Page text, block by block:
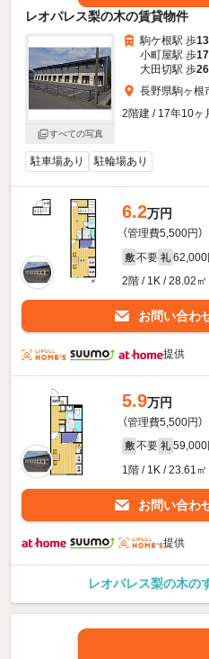
レオパレス梨の木の賃貸物件
すべての写真
駒ケ根駅 歩13
小町屋駅 歩17
大田切駅 歩26
長野県駒ヶ根
2階建 / 17年10ヶ
駐車場あり 駐輪場あり
6.2万円
（管理費5,500円）
敷 不要 礼 62,000
2階 / 1K / 28.02㎡
お問い合わ
提供
5.9万円
（管理費5,500円）
敷 不要 礼 59,000
1階 / 1K / 23.61㎡
お問い合わ
提供
レオパレス梨の木の